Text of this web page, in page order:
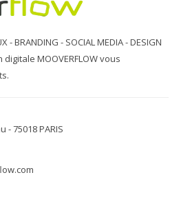
- BRANDING - SOCIAL MEDIA - DESIGN
MOOVERFLOW vous
- 75018 PARIS